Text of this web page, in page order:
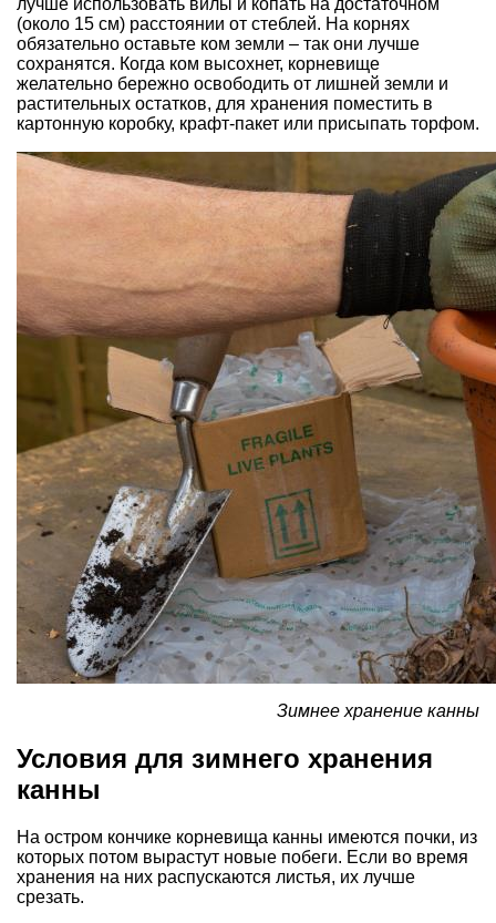
(около 15 см) расстоянии от стеблей. На корнях
обязательно оставьте ком земли – так они лучше
сохранятся. Когда ком высохнет, корневище
желательно бережно освободить от лишней земли и
растительных остатков, для хранения поместить в
картонную коробку, крафт-пакет или присыпать торфом.
Зимнее хранение канны
Условия для зимнего хранения
канны
На остром кончике корневища канны имеются почки, из
которых потом вырастут новые побеги. Если во время
хранения на них распускаются листья, их лучше
срезать.